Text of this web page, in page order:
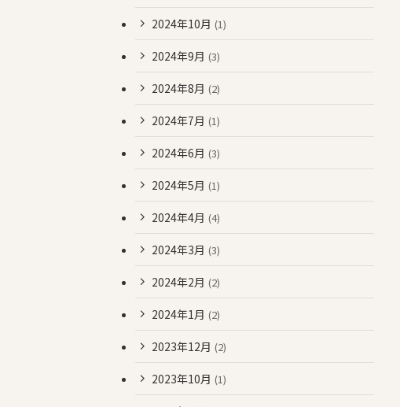
2024年10月 (1)
2024年9月 (3)
2024年8月 (2)
2024年7月 (1)
2024年6月 (3)
2024年5月 (1)
2024年4月 (4)
2024年3月 (3)
2024年2月 (2)
2024年1月 (2)
2023年12月 (2)
2023年10月 (1)